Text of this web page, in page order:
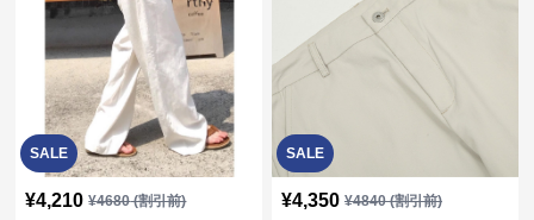
SALE
¥4,210 ¥4680(割引前)
SALE
¥4,350 ¥4840(割引前)